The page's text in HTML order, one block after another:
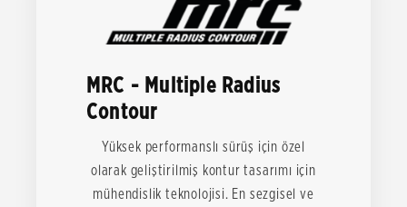
MRC - Multiple Radius
Contour
Yüksek performanslı sürüş için özel
olarak geliştirilmiş kontur tasarımı için
mühendislik teknolojisi. En sezgisel ve